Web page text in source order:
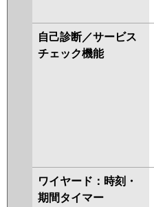
自己診断／サービス
チェック機能
ワイヤード：時刻・
期間タイマー